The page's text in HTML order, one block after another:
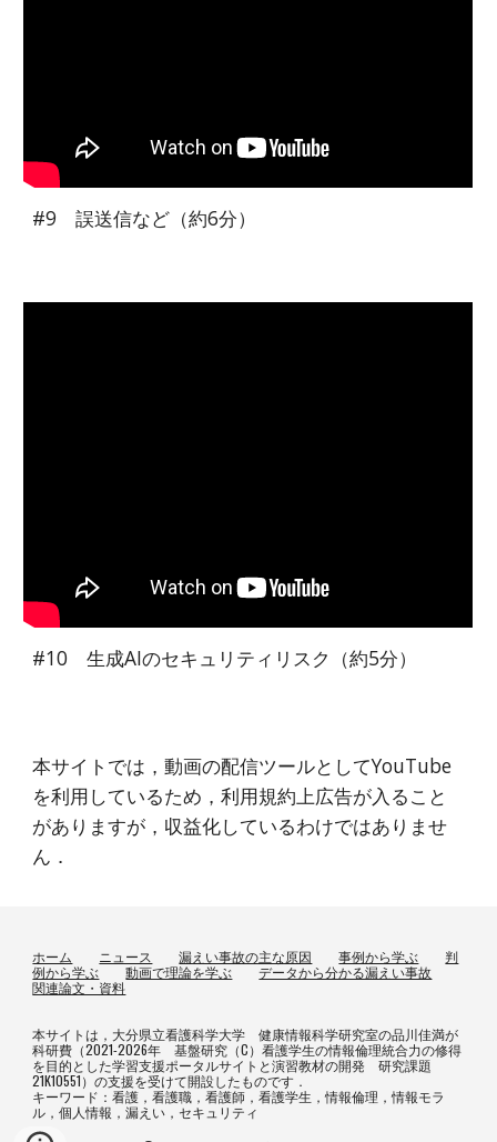
#9 誤送信など （約6分）
#10 生成AIのセキュリティリスク （約5分）
本サイトでは，動画の配信ツールとしてYouTube
を利用しているため，利用規約上広告が入ること
がありますが，収益化しているわけではありませ
ん．
ホーム ニュース 漏えい事故の主な原因 事例から学ぶ
判
例から学ぶ
動画で理論を学ぶ
データから分かる漏えい事故
関連論文・資料
本サイトは，大分県立看護科学大学 健康情報科学研究室の品川佳満が
科研費（2021-2026年 基盤研究（C）看護学生の情報倫理統合力の修得
を目的とした学習支援ポータルサイトと演習教材の開発 研究課題
21K10551）の支援を受けて開設したものです．
キーワード：看護，看護職，看護師，看護学生，情報倫理，情報モラ
ル，個人情報，漏えい，セキュリティ